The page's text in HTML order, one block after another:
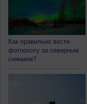
Как правильно вести
фотоохоту за северным
сиянием?